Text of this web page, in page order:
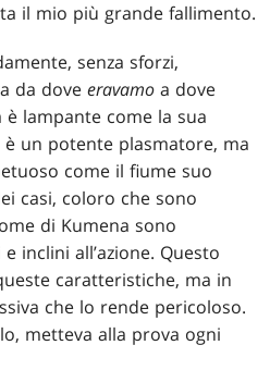
il mio più grande fallimento.
senza sforzi,
da doveeravamo a dove
lampante come la sua
è un potente plasmatore, ma
come il fiume suo
casi, coloro che sono
di Kumena sono
inclini all’azione. Questo
caratteristiche, ma in
che lo rende pericoloso.
metteva alla prova ogni